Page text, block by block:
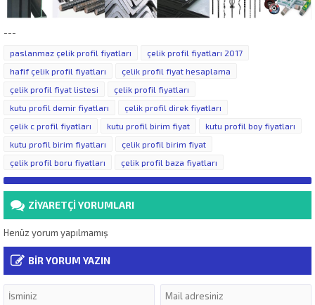
---
paslanmaz çelik profil fiyatları
çelik profil fiyatları 2017
hafif çelik profil fiyatları
çelik profil fiyat hesaplama
çelik profil fiyat listesi
çelik profil fiyatları
kutu profil demir fiyatları
çelik profil direk fiyatları
çelik c profil fiyatları
kutu profil birim fiyat
kutu profil boy fiyatları
kutu profil birim fiyatları
çelik profil birim fiyat
çelik profil boru fiyatları
çelik profil baza fiyatları
ZİYARETÇİ YORUMLARI
Henüz yorum yapılmamış
BİR YORUM YAZIN